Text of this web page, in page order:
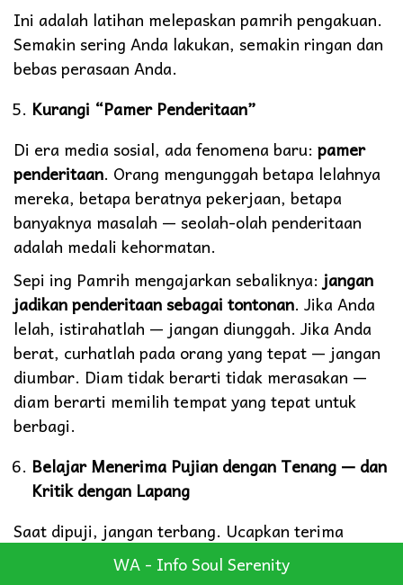
Ini adalah latihan melepaskan pamrih pengakuan.
Semakin sering Anda lakukan, semakin ringan dan
bebas perasaan Anda.
Kurangi “Pamer Penderitaan”
Di era media sosial, ada fenomena baru: pamer
penderitaan. Orang mengunggah betapa lelahnya
mereka, betapa beratnya pekerjaan, betapa
banyaknya masalah — seolah-olah penderitaan
adalah medali kehormatan.
Sepi ing Pamrih mengajarkan sebaliknya: jangan
jadikan penderitaan sebagai tontonan. Jika Anda
lelah, istirahatlah — jangan diunggah. Jika Anda
berat, curhatlah pada orang yang tepat — jangan
diumbar. Diam tidak berarti tidak merasakan —
diam berarti memilih tempat yang tepat untuk
berbagi.
Belajar Menerima Pujian dengan Tenang — dan
Kritik dengan Lapang
Saat dipuji, jangan terbang. Ucapkan terima
kasih, lalu lanjutkan hidup. Saat dikritik, jangan
tersinggung. Saring, ambil yang bermanfaat,
WA - Info Soul Serenity